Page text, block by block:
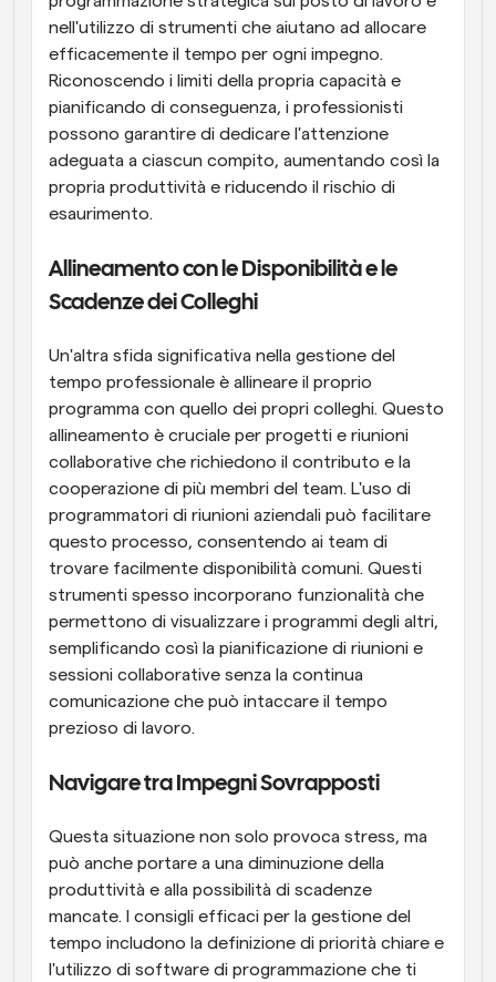
nell'utilizzo di strumenti che aiutano ad allocare
efficacemente il tempo per ogni impegno.
Riconoscendo i limiti della propria capacità e
pianificando di conseguenza, i professionisti
possono garantire di dedicare l'attenzione
adeguata a ciascun compito, aumentando così la
propria produttività e riducendo il rischio di
esaurimento.
Allineamento con le Disponibilità e le
Scadenze dei Colleghi
Un'altra sfida significativa nella gestione del
tempo professionale è allineare il proprio
programma con quello dei propri colleghi. Questo
allineamento è cruciale per progetti e riunioni
collaborative che richiedono il contributo e la
cooperazione di più membri del team. L'uso di
programmatori di riunioni aziendali può facilitare
questo processo, consentendo ai team di
trovare facilmente disponibilità comuni. Questi
strumenti spesso incorporano funzionalità che
permettono di visualizzare i programmi degli altri,
semplificando così la pianificazione di riunioni e
sessioni collaborative senza la continua
comunicazione che può intaccare il tempo
prezioso di lavoro.
Navigare tra Impegni Sovrapposti
Questa situazione non solo provoca stress, ma
può anche portare a una diminuzione della
produttività e alla possibilità di scadenze
mancate. I consigli efficaci per la gestione del
tempo includono la definizione di priorità chiare e
l'utilizzo di software di programmazione che ti